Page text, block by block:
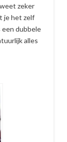
zeker
je het zelf
een dubbele
alles